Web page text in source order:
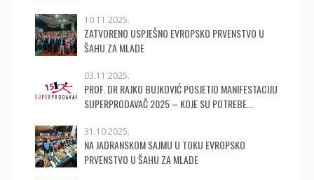
10.11.2025.
ZATVORENO USPJEŠNO EVROPSKO PRVENSTVO U
ŠAHU ZA MLADE
03.11.2025.
PROF. DR RAJKO BUJKOVIĆ POSJETIO MANIFESTACIJU
SUPERPRODAVAČ 2025 – KOJE SU POTREBE...
31.10.2025.
NA JADRANSKOM SAJMU U TOKU EVROPSKO
PRVENSTVO U ŠAHU ZA MLADE